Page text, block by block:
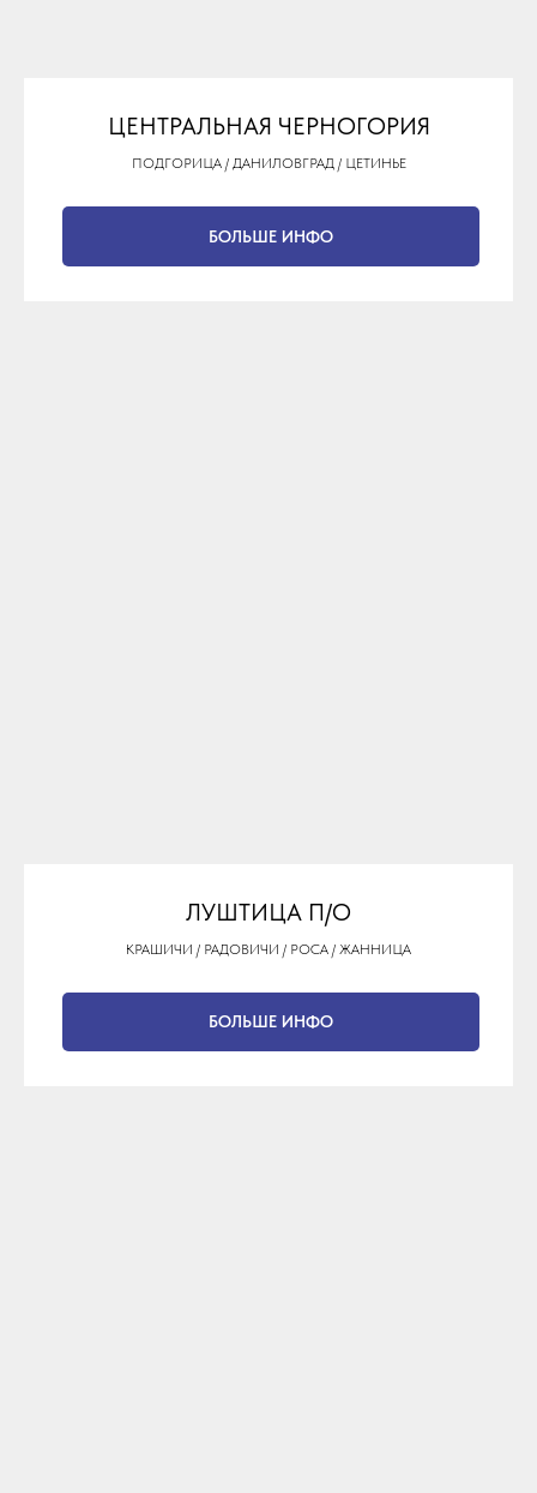
ЦЕНТРАЛЬНАЯ ЧЕРНОГОРИЯ
ПОДГОРИЦА / ДАНИЛОВГРАД / ЦЕТИНЬЕ
БОЛЬШЕ ИНФО
ЛУШТИЦА П/O
КРАШИЧИ / РАДОВИЧИ / РОСА / ЖАННИЦА
БОЛЬШЕ ИНФО